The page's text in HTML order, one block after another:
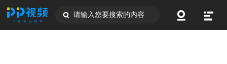
请输入您要搜索的内容